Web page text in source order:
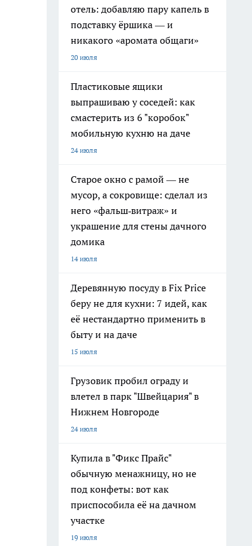
отель: добавляю пару капель в
подставку ёршика — и
никакого «аромата общаги»
20 июля
Пластиковые ящики
выпрашиваю у соседей: как
смастерить из 6 "коробок"
мобильную кухню на даче
24 июля
Старое окно с рамой — не
мусор, а сокровище: сделал из
него «фальш‑витраж» и
украшение для стены дачного
домика
14 июля
Деревянную посуду в Fix Price
беру не для кухни: 7 идей, как
её нестандартно применить в
быту и на даче
15 июля
Грузовик пробил ограду и
влетел в парк "Швейцария" в
Нижнем Новгороде
24 июля
Купила в "Фикс Прайс"
обычную менажницу, но не
под конфеты: вот как
приспособила её на дачном
участке
19 июля